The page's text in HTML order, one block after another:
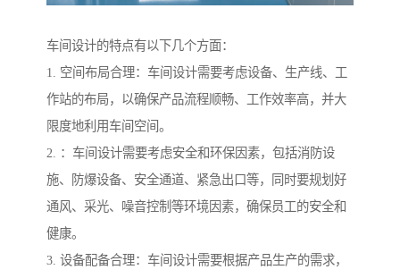
车间设计的特点有以下几个方面：
1. 空间布局合理：车间设计需要考虑设备、生产线、工
作站的布局，以确保产品流程顺畅、工作效率高，并大
限度地利用车间空间。
2. ：车间设计需要考虑安全和环保因素，包括消防设
施、防爆设备、安全通道、紧急出口等，同时要规划好
通风、采光、噪音控制等环境因素，确保员工的安全和
健康。
3. 设备配备合理：车间设计需要根据产品生产的需求，